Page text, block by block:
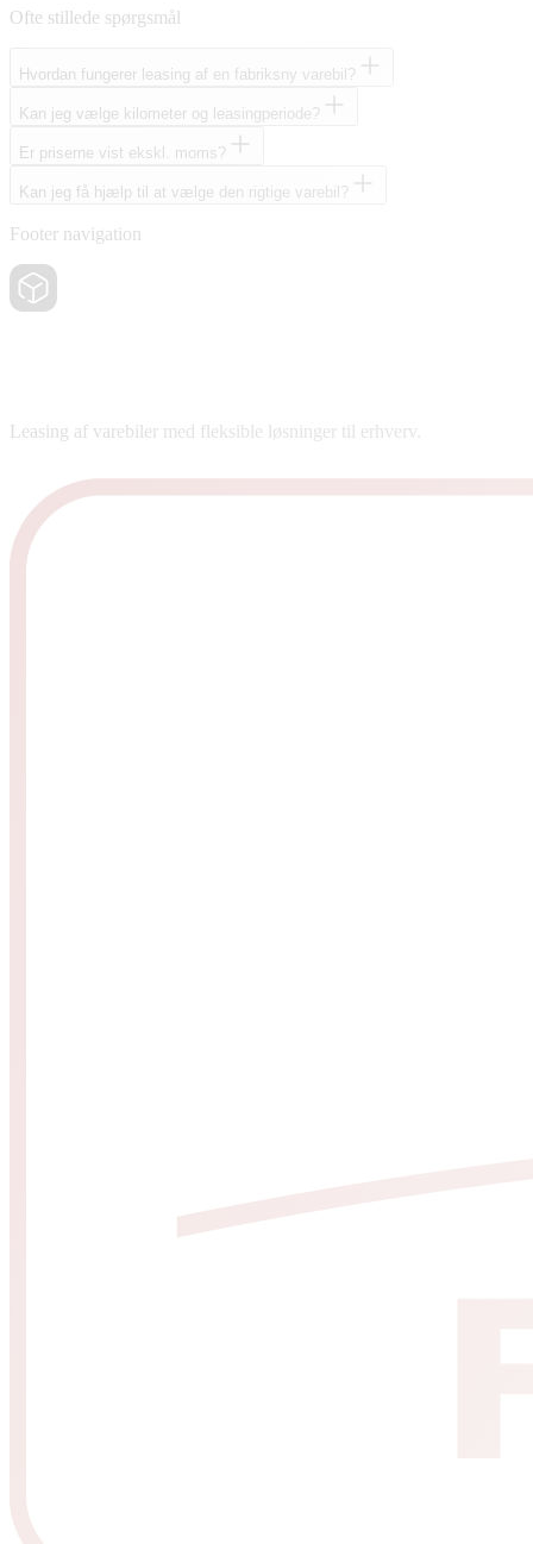
Ofte stillede spørgsmål
Hvordan fungerer leasing af en fabriksny varebil?
Kan jeg vælge kilometer og leasingperiode?
Er priserne vist ekskl. moms?
Kan jeg få hjælp til at vælge den rigtige varebil?
Footer navigation
Leasing af varebiler med fleksible løsninger til erhverv.